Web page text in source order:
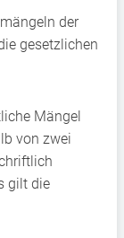
der
gesetzlichen
Mängel
von zwei
gilt die